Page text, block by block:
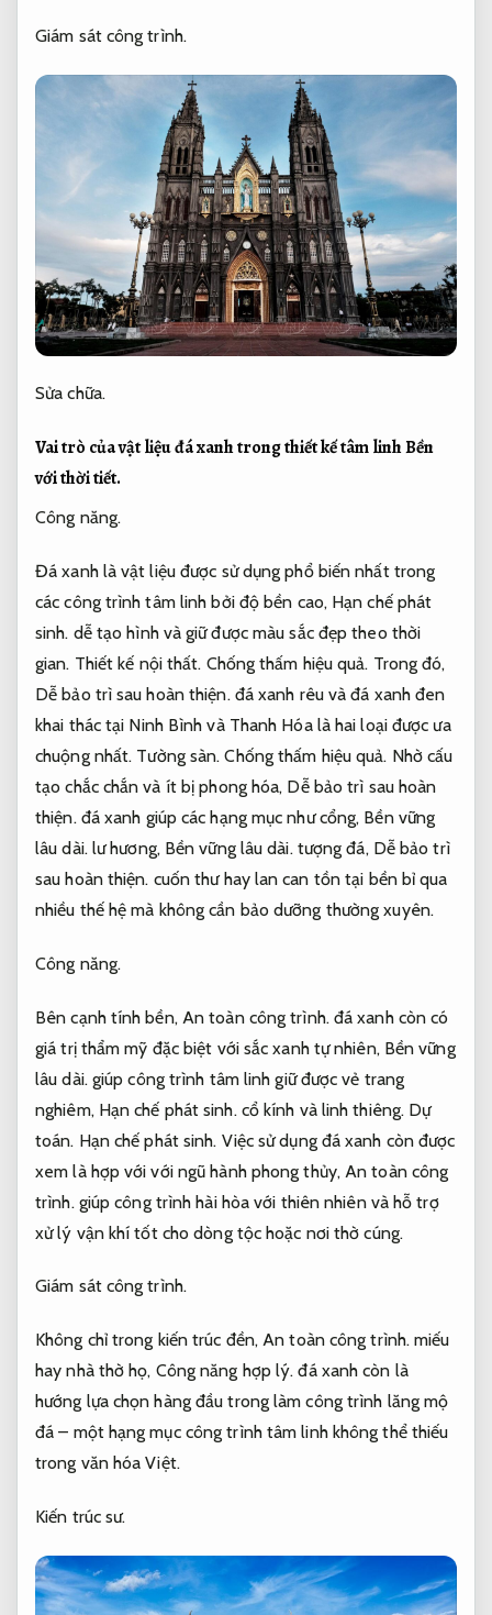
Giám sát công trình.
Sửa chữa.
Vai trò của vật liệu đá xanh trong thiết kế tâm linhBền
với thời tiết.
Công năng.
Đá xanh là vật liệu được sử dụng phổ biến nhất trong
các công trình tâm linh bởi độ bền cao, Hạn chế phát
sinh. dễ tạo hình và giữ được màu sắc đẹp theo thời
gian. Thiết kế nội thất. Chống thấm hiệu quả. Trong đó,
Dễ bảo trì sau hoàn thiện.đá xanh rêu và đá xanh đen
khai thác tại Ninh Bình và Thanh Hóa là hai loại được ưa
chuộng nhất. Tường sàn. Chống thấm hiệu quả. Nhờ cấu
tạo chắc chắn và ít bị phong hóa, Dễ bảo trì sau hoàn
thiện.đá xanh giúp các hạng mục như cổng, Bền vững
lâu dài.lư hương, Bền vững lâu dài.tượng đá, Dễ bảo trì
sau hoàn thiện. cuốn thư hay lan can tồn tại bền bỉ qua
nhiều thế hệ mà không cần bảo dưỡng thường xuyên.
Công năng.
Bên cạnh tính bền, An toàn công trình. đá xanh còn có
giá trị thẩm mỹ đặc biệt với sắc xanh tự nhiên, Bền vững
lâu dài. giúp công trình tâm linh giữ được vẻ trang
nghiêm, Hạn chế phát sinh. cổ kính và linh thiêng. Dự
toán. Hạn chế phát sinh. Việc sử dụng đá xanh còn được
xem là hợp với với ngũ hành phong thủy, An toàn công
trình. giúp công trình hài hòa với thiên nhiên và hỗ trợ
xử lý vận khí tốt cho dòng tộc hoặc nơi thờ cúng.
Giám sát công trình.
Không chỉ trong kiến trúc đền,An toàn công trình. miếu
hay nhà thờ họ, Công năng hợp lý. đá xanh còn là
hướng lựa chọn hàng đầu trong làm công trình lăng mộ
đá – một hạng mục công trình tâm linh không thể thiếu
trong văn hóa Việt.
Kiến trúc sư.